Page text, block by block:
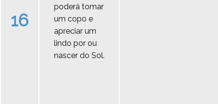
16
poderá tomar
um copo e
apreciar um
lindo por ou
nascer do Sol.